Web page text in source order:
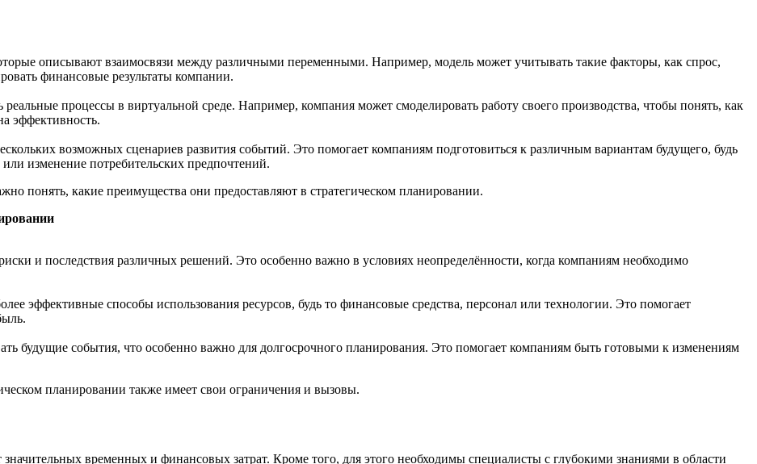
описывают взаимосвязи между различными переменными. Например, модель может учитывать такие факторы, как спрос,
финансовые результаты компании.
процессы в виртуальной среде. Например, компания может смоделировать работу своего производства, чтобы понять, как
эффективность.
возможных сценариев развития событий. Это помогает компаниям подготовиться к различным вариантам будущего, будь
изменение потребительских предпочтений.
понять, какие преимущества они предоставляют в стратегическом планировании.
и последствия различных решений. Это особенно важно в условиях неопределённости, когда компаниям необходимо
эффективные способы использования ресурсов, будь то финансовые средства, персонал или технологии. Это помогает
будущие события, что особенно важно для долгосрочного планирования. Это помогает компаниям быть готовыми к изменениям
планировании также имеет свои ограничения и вызовы.
временных и финансовых затрат. Кроме того, для этого необходимы специалисты с глубокими знаниями в области